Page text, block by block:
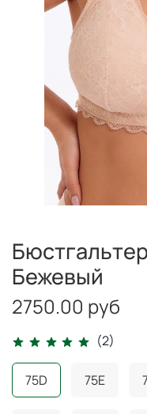
(2)
Бежевый
2750.00 руб
75D 75E